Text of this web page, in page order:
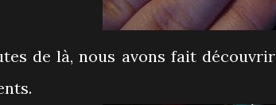
de là, nous avons fait découvrir